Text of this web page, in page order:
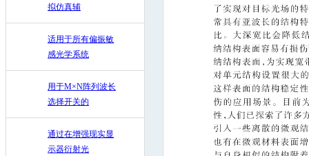
拟仿真辅
适用于所有偏振敏
感光学系统
用于M×N阵列波长
选择开关的
通过在增强现实显
示器衍射光